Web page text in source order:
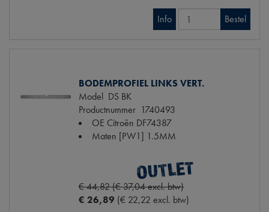
Info Bestel
BODEMPROFIEL LINKS VERT.
Model DS BK
Productnummer 1740493
OE Citroën DF74387
Maten [PW1] 1.5MM
€ 44,82 (€ 37,04 excl. btw)
€ 26,89 (€ 22,22 excl. btw)